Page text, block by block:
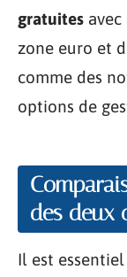
gratuites
zone euro et
comme des
options de
des deux
Il est